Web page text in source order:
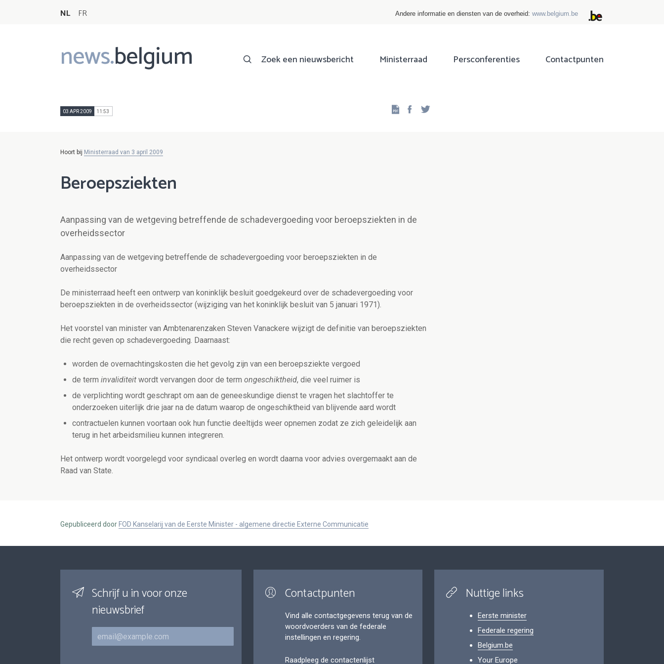
NL FR Andere informatie en diensten van de overheid: www.belgium.be
news.belgium
Main
navigation
Zoek een nieuwsbericht Ministerraad Persconferenties Contactpunten
03 APR 2009 11:53 Facebook
Hoort bij Ministerraad van 3 april 2009
Beroepsziekten
Aanpassing van de wetgeving betreffende de schadevergoeding voor beroepsziekten in de
overheidssector
Aanpassing van de wetgeving betreffende de schadevergoeding voor beroepsziekten in de
overheidssector
De ministerraad heeft een ontwerp van koninklijk besluit goedgekeurd over de schadevergoeding voor
beroepsziekten in de overheidssector (wijziging van het koninklijk besluit van 5 januari 1971).
Het voorstel van minister van Ambtenarenzaken Steven Vanackere wijzigt de definitie van beroepsziekten
die recht geven op schadevergoeding. Daarnaast:
worden de overnachtingskosten die het gevolg zijn van een beroepsziekte vergoed
de term invaliditeit wordt vervangen door de term ongeschiktheid, die veel ruimer is
de verplichting wordt geschrapt om aan de geneeskundige dienst te vragen het slachtoffer te
onderzoeken uiterlijk drie jaar na de datum waarop de ongeschiktheid van blijvende aard wordt
contractuelen kunnen voortaan ook hun functie deeltijds weer opnemen zodat ze zich geleidelijk aan
terug in het arbeidsmilieu kunnen integreren.
Het ontwerp wordt voorgelegd voor syndicaal overleg en wordt daarna voor advies overgemaakt aan de
Raad van State.
Gepubliceerd door FOD Kanselarij van de Eerste Minister - algemene directie Externe Communicatie
Schrijf u in voor onze
nieuwsbrief
E-mail
Contactpunten
Vind alle contactgegevens terug van de
woordvoerders van de federale
instellingen en regering.
Raadpleeg de contactenlijst
Nuttige links
Eerste minister
Federale regering
Belgium.be
Your Europe